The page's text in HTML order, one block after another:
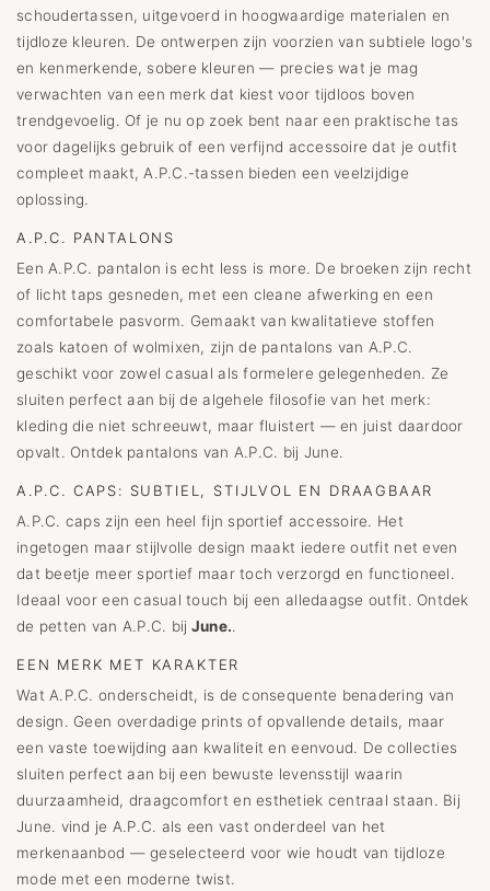
schoudertassen, uitgevoerd in hoogwaardige materialen en
tijdloze kleuren. De ontwerpen zijn voorzien van subtiele logo's
en kenmerkende, sobere kleuren — precies wat je mag
verwachten van een merk dat kiest voor tijdloos boven
trendgevoelig. Of je nu op zoek bent naar een praktische tas
voor dagelijks gebruik of een verfijnd accessoire dat je outfit
compleet maakt, A.P.C.-tassen bieden een veelzijdige
oplossing.
A.P.C. PANTALONS
Een A.P.C. pantalon is echt less is more. De broeken zijn recht
of licht taps gesneden, met een cleane afwerking en een
comfortabele pasvorm. Gemaakt van kwalitatieve stoffen
zoals katoen of wolmixen, zijn de pantalons van A.P.C.
geschikt voor zowel casual als formelere gelegenheden. Ze
sluiten perfect aan bij de algehele filosofie van het merk:
kleding die niet schreeuwt, maar fluistert — en juist daardoor
opvalt. Ontdek pantalons van A.P.C. bij June.
A.P.C. CAPS: SUBTIEL, STIJLVOL EN DRAAGBAAR
A.P.C. caps zijn een heel fijn sportief accessoire. Het
ingetogen maar stijlvolle design maakt iedere outfit net even
dat beetje meer sportief maar toch verzorgd en functioneel.
Ideaal voor een casual touch bij een alledaagse outfit. Ontdek
de petten van A.P.C. bij June..
EEN MERK MET KARAKTER
Wat A.P.C. onderscheidt, is de consequente benadering van
design. Geen overdadige prints of opvallende details, maar
een vaste toewijding aan kwaliteit en eenvoud. De collecties
sluiten perfect aan bij een bewuste levensstijl waarin
duurzaamheid, draagcomfort en esthetiek centraal staan. Bij
June. vind je A.P.C. als een vast onderdeel van het
merkenaanbod — geselecteerd voor wie houdt van tijdloze
mode met een moderne twist.